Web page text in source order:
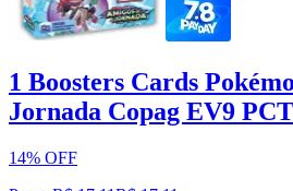
1 Boosters Cards
Jornada Copag EV9
14% OFF